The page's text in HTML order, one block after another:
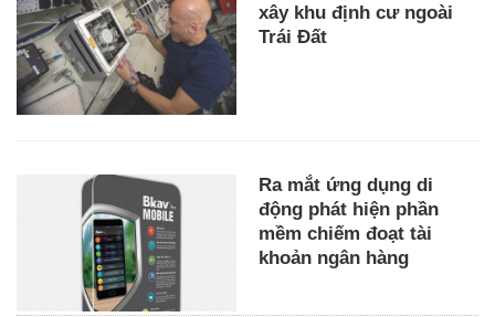
xây khu định cư ngoài
Trái Đất
Ra mắt ứng dụng di
động phát hiện phần
mềm chiếm đoạt tài
khoản ngân hàng